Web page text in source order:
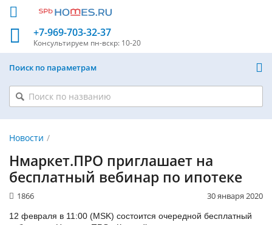
+7-969-703-32-37
Консультируем пн-вскр: 10-20
Поиск по параметрам
Новости
Нмаркет.ПРО приглашает на
бесплатный вебинар по ипотеке
30 января 2020
1866
12 февраля в 11:00 (MSK) состоится очередной бесплатный